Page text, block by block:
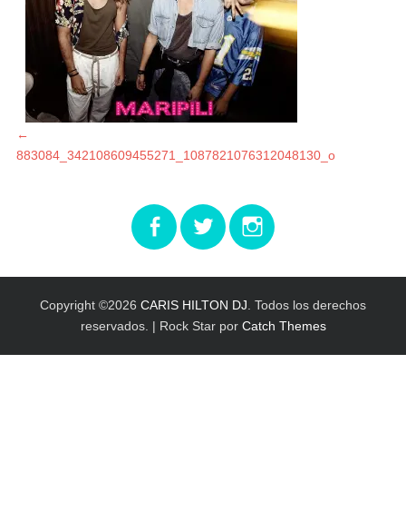
Navegación
entradas
←
anterior:
883084_342108609455271_1087821076312048130_o
Copyright ©2026 CARIS HILTON DJ . Todos los derechos
reservados. | Rock Star por Catch Themes